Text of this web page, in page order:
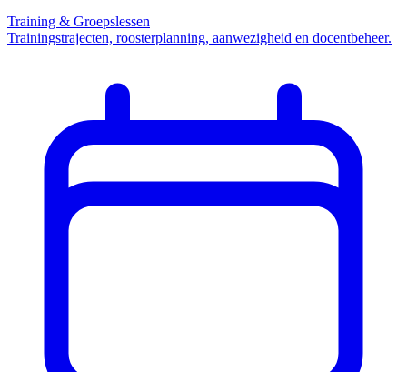
Training & Groepslessen
Trainingstrajecten, roosterplanning, aanwezigheid en docentbeheer.